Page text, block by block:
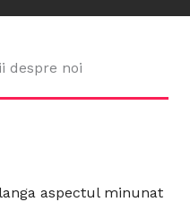
despre noi
aspectul minunat